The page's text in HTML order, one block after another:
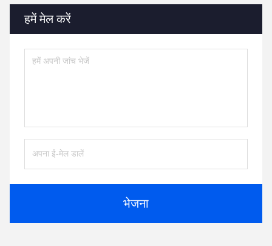
हमें मेल करें
भेजना